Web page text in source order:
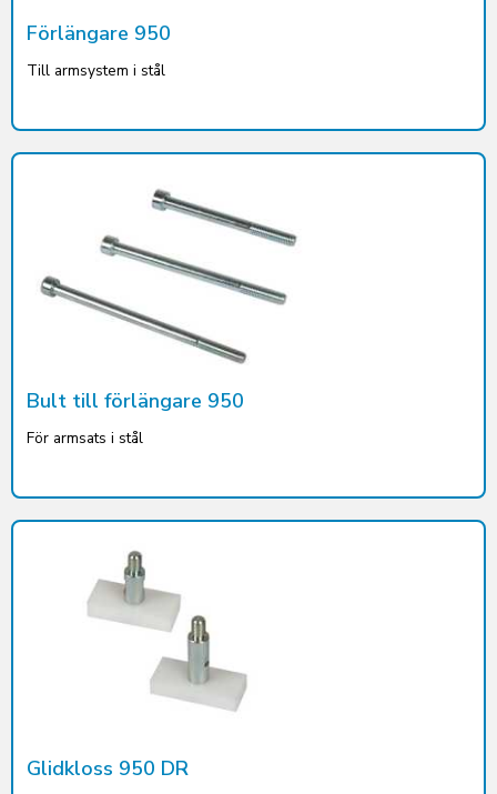
Förlängare 950
Till armsystem i stål
Bult till förlängare 950
För armsats i stål
Glidkloss 950 DR